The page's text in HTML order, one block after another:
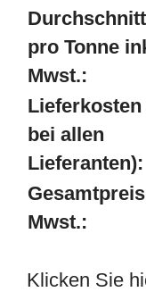
pro Tonne
Mwst.:
bei allen
Lieferanten):
Mwst.:
Klicken Sie